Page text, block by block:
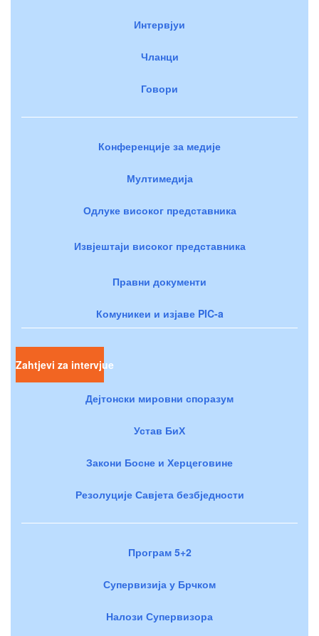
Интервјуи
Чланци
Говори
Конференције за медије
Мултимедија
Одлуке високог представника
Извјештаји високог представника
Правни документи
Комуникеи и изјаве PIC-a
Zahtjevi za intervjue
Дејтонски мировни споразум
Устав БиХ
Закони Босне и Херцеговине
Резолуције Савјета безбједности
Програм 5+2
Супервизија у Брчком
Налози Супервизора